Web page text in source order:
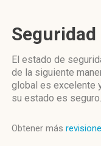
Seguridad
El estado de
de la siguiente
global es excelente
su estado es seguro.
Obtener más